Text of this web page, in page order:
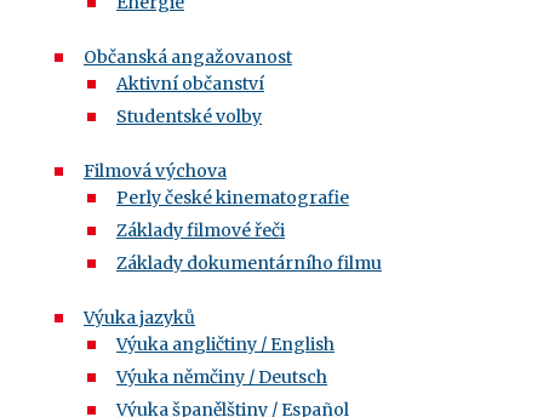
Občanská angažovanost
Aktivní občanství
Studentské volby
Filmová výchova
Perly české kinematografie
Základy filmové řeči
Základy dokumentárního filmu
Výuka jazyků
Výuka angličtiny / English
Výuka němčiny / Deutsch
Výuka španělštiny / Español